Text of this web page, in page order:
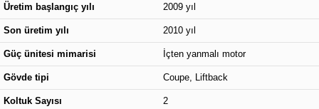
Üretim başlangıç yılı 2009 yıl
Son üretim yılı 2010 yıl
Güç ünitesi mimarisi İçten yanmalı motor
Gövde tipi Coupe, Liftback
Koltuk Sayısı 2